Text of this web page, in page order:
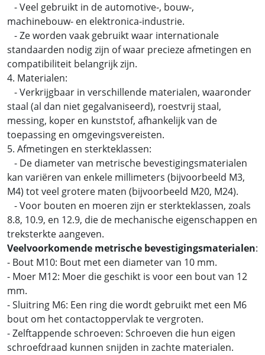
- Veel gebruikt in de automotive-, bouw-,
machinebouw- en elektronica-industrie.
- Ze worden vaak gebruikt waar internationale
standaarden nodig zijn of waar precieze afmetingen en
compatibiliteit belangrijk zijn.
4. Materialen:
- Verkrijgbaar in verschillende materialen, waaronder
staal (al dan niet gegalvaniseerd), roestvrij staal,
messing, koper en kunststof, afhankelijk van de
toepassing en omgevingsvereisten.
5. Afmetingen en sterkteklassen:
- De diameter van metrische bevestigingsmaterialen
kan variëren van enkele millimeters (bijvoorbeeld M3,
M4) tot veel grotere maten (bijvoorbeeld M20, M24).
- Voor bouten en moeren zijn er sterkteklassen, zoals
8.8, 10.9, en 12.9, die de mechanische eigenschappen en
treksterkte aangeven.
Veelvoorkomende metrische bevestigingsmaterialen:
- Bout M10: Bout met een diameter van 10 mm.
- Moer M12: Moer die geschikt is voor een bout van 12
mm.
- Sluitring M6: Een ring die wordt gebruikt met een M6
bout om het contactoppervlak te vergroten.
- Zelftappende schroeven: Schroeven die hun eigen
schroefdraad kunnen snijden in zachte materialen.